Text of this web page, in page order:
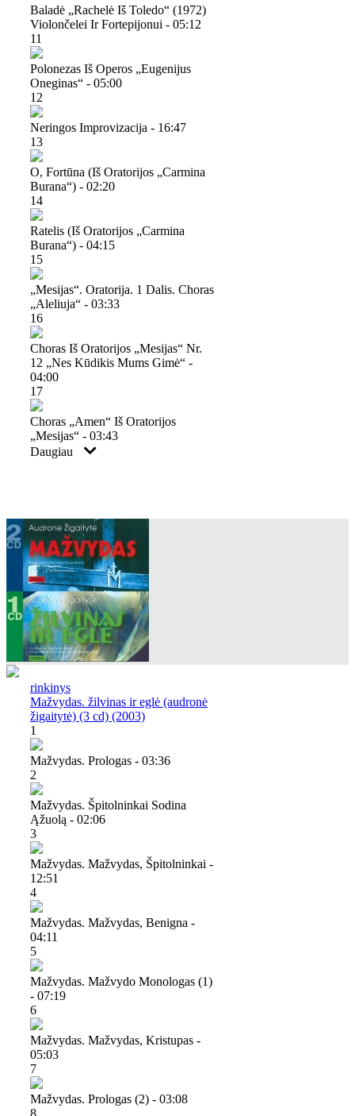
Baladė „rachelė Iš Toledo“ (1972)
Violončelei Ir Fortepijonui - 05:12
11
Polonezas Iš Operos „eugenijus
Oneginas“ - 05:00
12
Neringos Improvizacija - 16:47
13
O, Fortūna (iš Oratorijos „carmina
Burana“) - 02:20
14
Ratelis (iš Oratorijos „carmina
Burana“) - 04:15
15
„mesijas“. Oratorija. 1 Dalis. Choras
„aleliuja“ - 03:33
16
Choras Iš Oratorijos „mesijas“ Nr.
12 „nes Kūdikis Mums Gimė“ -
04:00
17
Choras „amen“ Iš Oratorijos
„mesijas“ - 03:43
Daugiau
rinkinys
Mažvydas. žilvinas ir eglė (audronė
žigaitytė) (3 cd) (2003)
1
Mažvydas. Prologas - 03:36
2
Mažvydas. Špitolninkai Sodina
Ąžuolą - 02:06
3
Mažvydas. Mažvydas, Špitolninkai -
12:51
4
Mažvydas. Mažvydas, Benigna -
04:11
5
Mažvydas. Mažvydo Monologas (1)
- 07:19
6
Mažvydas. Mažvydas, Kristupas -
05:03
7
Mažvydas. Prologas (2) - 03:08
8